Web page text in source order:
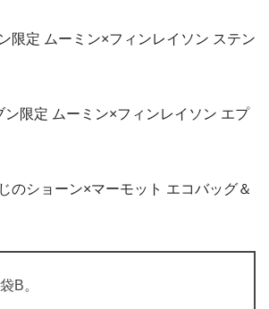
限定 ムーミン×フィンレイソン ステン
ン限定 ムーミン×フィンレイソン エプ
のショーン×マーモット エコバッグ＆
B。